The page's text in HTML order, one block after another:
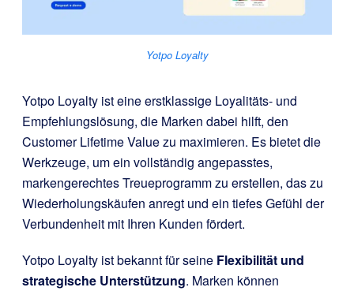
Yotpo Loyalty
Yotpo Loyalty ist eine erstklassige Loyalitäts- und
Empfehlungslösung, die Marken dabei hilft, den
Customer Lifetime Value zu maximieren. Es bietet die
Werkzeuge, um ein vollständig angepasstes,
markengerechtes Treueprogramm zu erstellen, das zu
Wiederholungskäufen anregt und ein tiefes Gefühl der
Verbundenheit mit Ihren Kunden fördert.
Yotpo Loyalty ist bekannt für seine Flexibilität und
strategische Unterstützung. Marken können